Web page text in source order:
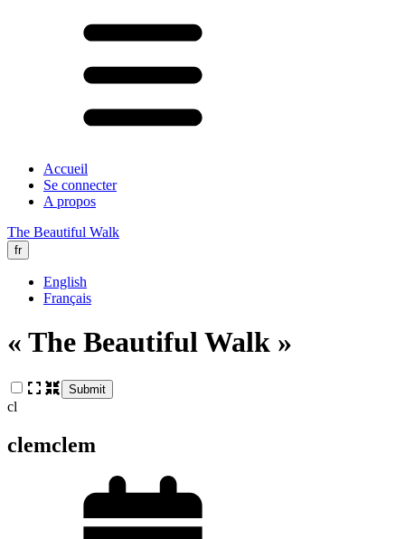
Accueil
Se connecter
A propos
The Beautiful Walk
fr
English
Français
« The Beautiful Walk »
Submit
cl
clemclem